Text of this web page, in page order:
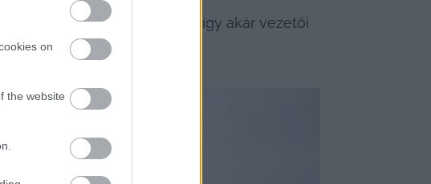
on
the website
lehetőségeket is, így akár vezetői